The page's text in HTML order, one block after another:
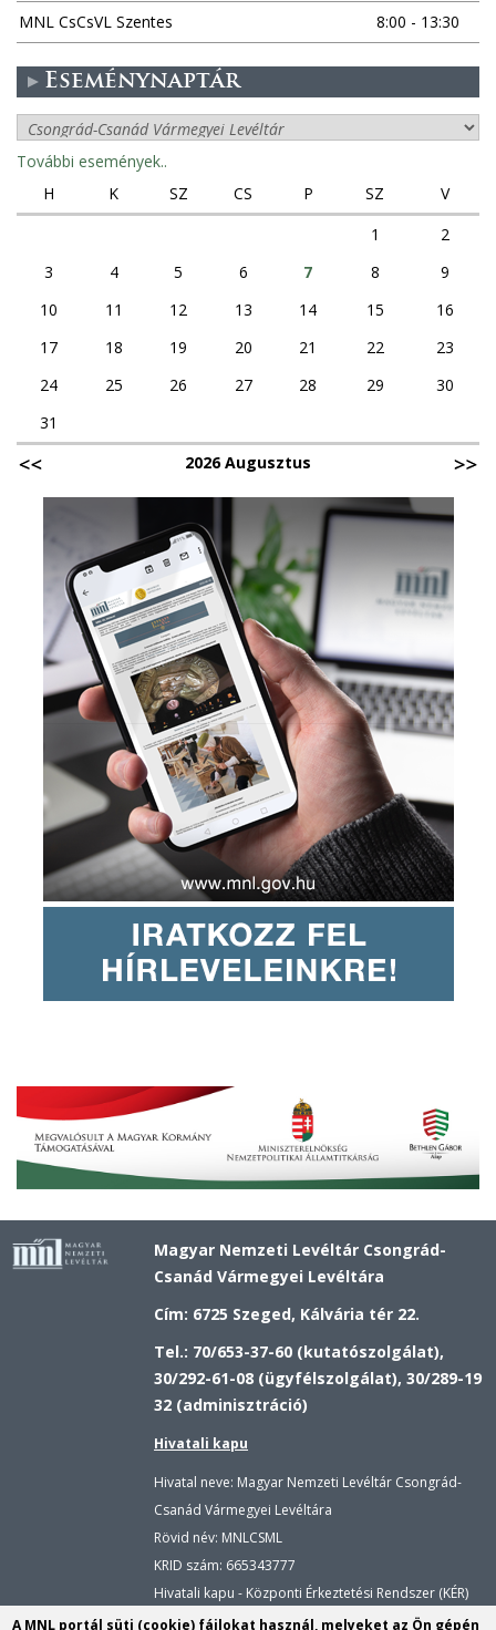
MNL CsCsVL Szentes
8:00 - 13:30
Eseménynaptár
További események..
H
K SZ CS P SZ
V
1
2
3
4 5 6 7 8
9
10
11 12 13 14 15
16
17
18 19 20 21 22
23
24
25 26 27 28 29
30
31
2026 Augusztus
Magyar Nemzeti Levéltár Csongrád-
Csanád Vármegyei Levéltára
Cím: 6725 Szeged, Kálvária tér 22.
Tel.: 70/653-37-60 (kutatószolgálat),
30/292-61-08 (ügyfélszolgálat), 30/289-19
32 (adminisztráció)
Hivatali kapu
Hivatal neve: Magyar Nemzeti Levéltár Csongrád-
Csanád Vármegyei Levéltára
Rövid név: MNLCSML
KRID szám: 665343777
Hivatali kapu - Központi Érkeztetési Rendszer (KÉR)
Hivatal neve: Magyar Nemzeti Levéltár
A MNL portál süti (cookie) fájlokat használ, melyeket az Ön gépén